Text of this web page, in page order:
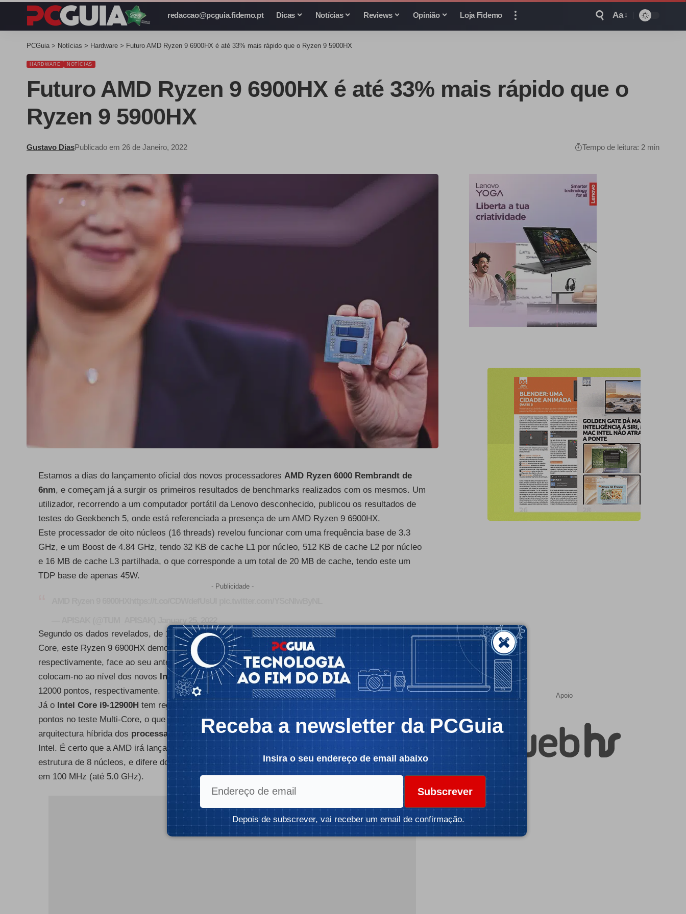
redaccao@pcguia.fidemo.pt Dicas Notícias Reviews Opinião Loja Fidemo Aa
PCGuia > Notícias > Hardware > Futuro AMD Ryzen 9 6900HX é até 33% mais rápido que o Ryzen 9 5900HX
HARDWARE NOTÍCIAS
Futuro AMD Ryzen 9 6900HX é até 33% mais rápido que o
Ryzen 9 5900HX
Gustavo DiasPublicado em 26 de Janeiro, 2022 Tempo de leitura: 2 min
Estamos a dias do lançamento oficial dos novos processadoresAMD Ryzen 6000 Rembrandt de
6nm, e começam já a surgir os primeiros resultados de benchmarks realizados com os mesmos. Um
utilizador, recorrendo a um computador portátil da Lenovo desconhecido, publicou os resultados de
testes do Geekbench 5, onde está referenciada a presença de um AMD Ryzen 9 6900HX.
Este processador de oito núcleos (16 threads) revelou funcionar com uma frequência base de 3.3
GHz, e um Boost de 4.84 GHz, tendo 32 KB de cache L1 por núcleo, 512 KB de cache L2 por núcleo
e 16 MB de cache L3 partilhada, o que corresponde a um total de 20 MB de cache, tendo este um
TDP base de apenas 45W.
- Publicidade -
January 25, 2022
Segundo os dados revelados, de 1593 pontos no teste Single-Core e 10151 pontos no teste Multi-
Core, este Ryzen 9 6900HX demonstra uma melhoria de desempenho de 12% e 33%,
respectivamente, face ao seu antecessor, oAMD Ryzen 9 5900HX. Contudo, estes resultados
colocam-no ao nível dos novos Intel Core i7-12700H, que estão a obter cerca de 1700 pontos e
12000 pontos, respectivamente.
Já o Intel Core i9-12900H tem registado uma média de 1900 pontos no teste Single-Core e 14000
pontos no teste Multi-Core, o que demonstra que, desta vez, e nestes testes em específico, a
arquitectura híbrida dos processadores Intel Core de 12ª geração parece estar a dar frutos para a
Intel. É certo que a AMD irá lançar um processador superior, o Ryzen 9 6980HX, mas este manterá a
estrutura de 8 núcleos, e difere do Ryzen 9 6900HX pelo facto de usar uma frequência Boost superior
em 100 MHz (até 5.0 GHz).
- Publicidade -
Apoio
Receba a newsletter da PCGuia
Insira o seu endereço de email abaixo
Subscrever
Depois de subscrever, vai receber um email de confirmação.